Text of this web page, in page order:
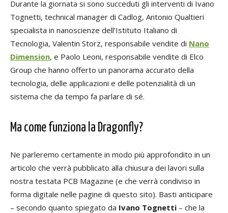
Durante la giornata si sono succeduti gli interventi di Ivano
Tognetti, technical manager di Cadlog, Antonio Qualtieri
specialista in nanoscienze dell’Istituto Italiano di
Tecnologia, Valentin Storz, responsabile vendite di Nano
Dimension, e Paolo Leoni, responsabile vendite di Elco
Group che hanno offerto un panorama accurato della
tecnologia, delle applicazioni e delle potenzialità di un
sistema che da tempo fa parlare di sé.
Ma come funziona la Dragonfly?
Ne parleremo certamente in modo più approfondito in un
articolo che verrà pubblicato alla chiusura dei lavori sulla
nostra testata PCB Magazine (e che verrà condiviso in
forma digitale nelle pagine di questo sito). Basti anticipare
– secondo quanto spiegato da Ivano Tognetti – che la